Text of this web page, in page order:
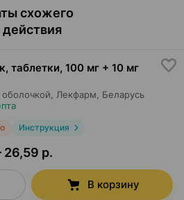
схожего
таблетки, 100 мг + 10 мг
Лекфарм , Беларусь
Инструкция
р.
В корзину